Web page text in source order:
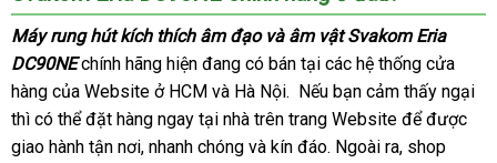
máy
rung
hút
kích
thích
âm
Máy rung hút kích thích âm đạo giảm
giá
và âm vật Svakom Eria
DC90NEchính hãng hiện đang có bán tại amazon
các hệ thống cửa
hàng đánh
giá
của Website ở HCM hướng
dẫn
và Hà Nội. cao
cấp
Nếu bạn cảm thấy ngại
thì cửa
hàng
có thể đặt hàng ngay tại nhà trên trang Website miễn
phí
đểĐài
Loan
được
giao hành tận nơiquà
, nhanh chóng địa
và kín đáothanh
. Ngoài rathanh
, shop